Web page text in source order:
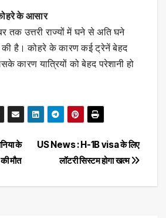
के आसार
तक उत्तरी राज्यों में घने से अति घने
की है। कोहरे के कारण कई ट्रेनें बेहद
कारण यात्रियों को बेहद परेशानी हो
US News : H-1B visa के लिए
लॉटरी सिस्टम होगा खत्म
के
मौत